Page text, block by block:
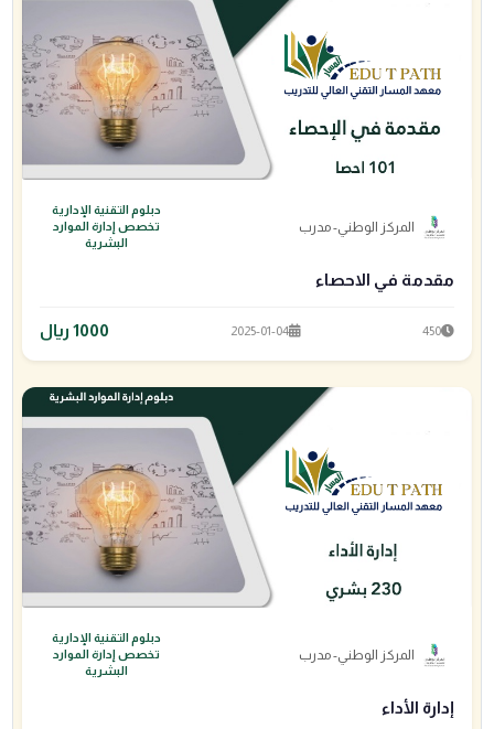
المركز الوطني- مدرب
دبلوم التقنية الإدارية
تخصص إدارة الموارد
البشرية
مقدمة في الاحصاء
450
2025-01-04 1000 ريال
المركز الوطني- مدرب
دبلوم التقنية الإدارية
تخصص إدارة الموارد
البشرية
إدارة الأداء